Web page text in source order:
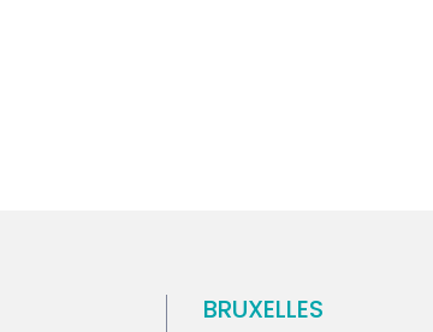
BRUXELLES